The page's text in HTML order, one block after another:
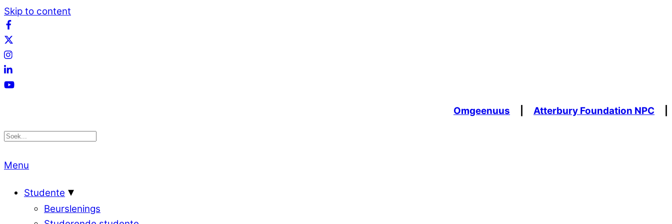
Skip to content
Omgeenuus Atterbury Foundation NPC
Menu
Studente
Beurslenings